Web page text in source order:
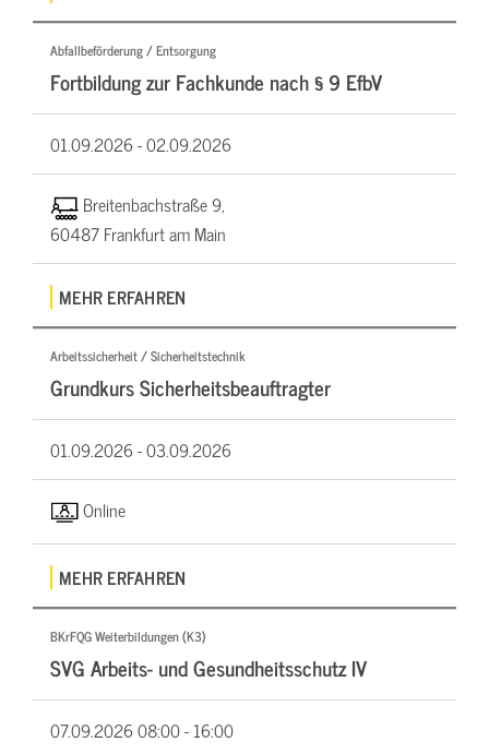
Abfallbeförderung / Entsorgung
Fortbildung zur Fachkunde nach § 9 EfbV
01.09.2026 -02.09.2026
Breitenbachstraße 9,
60487 Frankfurt am Main
MEHR ERFAHREN
Arbeitssicherheit / Sicherheitstechnik
Grundkurs Sicherheitsbeauftragter
01.09.2026 -03.09.2026
Online
MEHR ERFAHREN
BKrFQG Weiterbildungen (K3)
SVG Arbeits- und Gesundheitsschutz IV
07.09.202608:00 - 16:00